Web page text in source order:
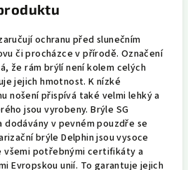
ochranu před slunečním
či procházce v přírodě. Označení
že rám brýlí není kolem celých
jejich hmotnost. K nízké
nošení přispívá také velmi lehký a
jsou vyrobeny. Brýle SG
dodávány v pevném pouzdře se
brýle Delphin jsou vysoce
všemi potřebnými certifikáty a
Evropskou unií. To garantuje jejich